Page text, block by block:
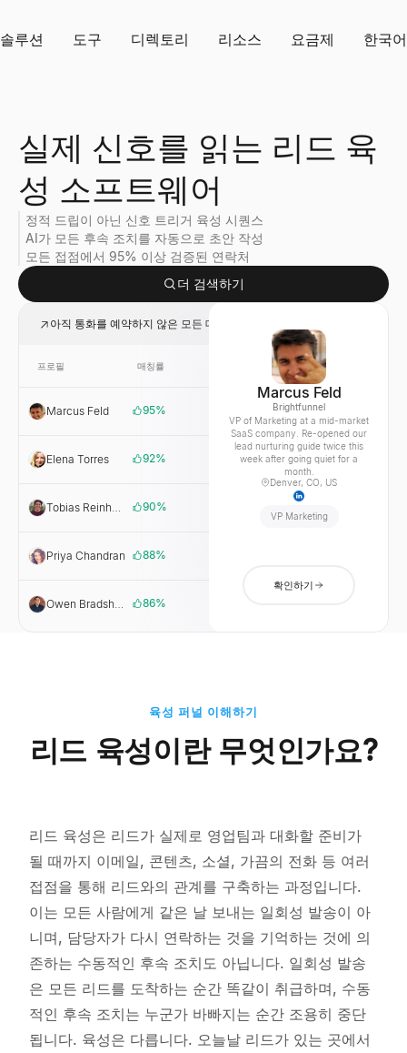
솔루션 도구 디렉토리 리소스 요금제 한국어
실제 신호를 읽는 리드 육
성 소프트웨어
정적 드립이 아닌 신호 트리거 육성 시퀀스
AI가 모든 후속 조치를 자동으로 초안 작성
모든 접점에서 95% 이상 검증된 연락처
더 검색하기
아직 통화를 예약하지 않은 모든 데모 요청 육성
프로필 매칭률 회사
Marcus Feld 95%
Elena Torres 92% Signalworks
Tobias Reinhardt 90%
Priya Chandran 88%
Owen Bradshaw 86%
Marcus Feld
Brightfunnel
VP of Marketing at a mid-market
SaaS company. Re-opened our
lead nurturing guide twice this
week after going quiet for a
month.
Denver, CO, US
VP Marketing
확인하기
육성 퍼널 이해하기
리드 육성이란 무엇인가요?
리드 육성은 리드가 실제로 영업팀과 대화할 준비가
될 때까지 이메일, 콘텐츠, 소셜, 가끔의 전화 등 여러
접점을 통해 리드와의 관계를 구축하는 과정입니다.
이는 모든 사람에게 같은 날 보내는 일회성 발송이 아
니며, 담당자가 다시 연락하는 것을 기억하는 것에 의
존하는 수동적인 후속 조치도 아닙니다. 일회성 발송
은 모든 리드를 도착하는 순간 똑같이 취급하며, 수동
적인 후속 조치는 누군가 바빠지는 순간 조용히 중단
됩니다. 육성은 다릅니다. 오늘날 리드가 있는 곳에서